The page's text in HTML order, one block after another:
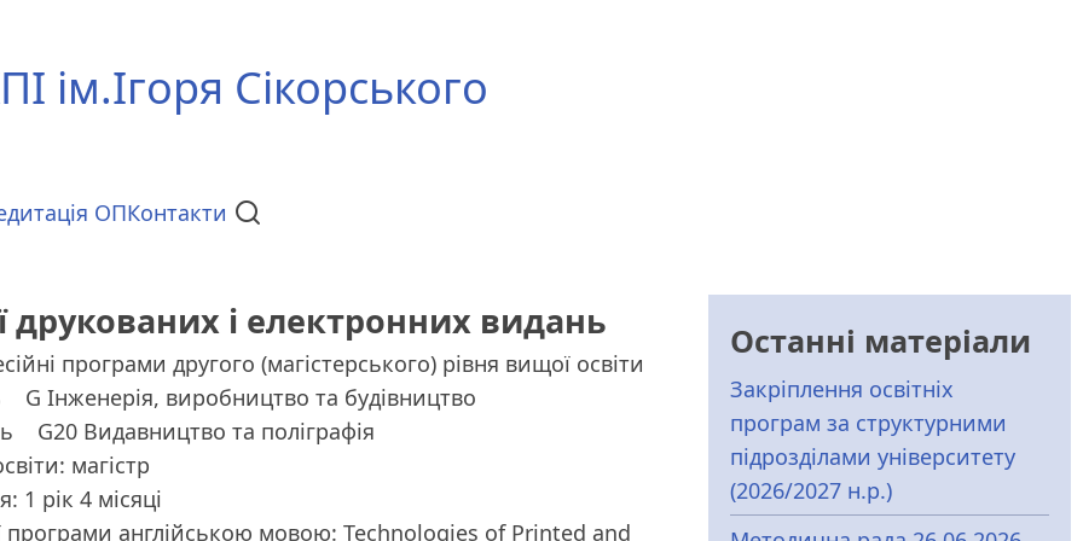
ім.Ігоря Сікорського
ОПКонтакти
друкованих і електронних видань
програми другого (магістерського) рівня вищої освіти
G Інженерія, виробництво та будівництво
G20 Видавництво та поліграфія
магістр
1 рік 4 місяці
програми англійською мовою: Technologies of Printed and
Останні матеріали
Закріплення освітніх
програм за структурними
підрозділами університету
(2026/2027 н.р.)